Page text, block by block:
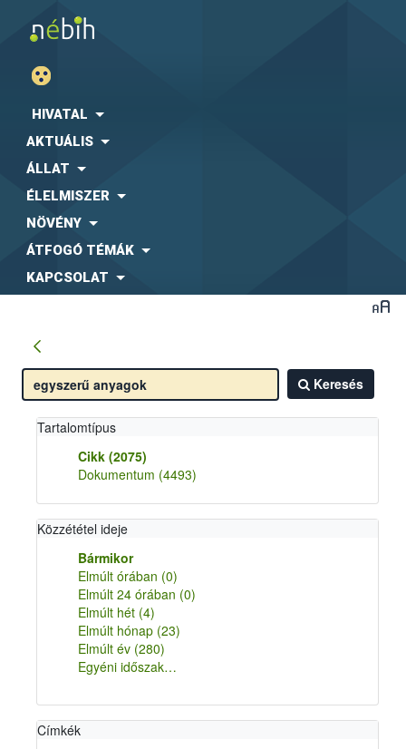
HIVATAL
AKTUÁLIS
ÁLLAT
ÉLELMISZER
NÖVÉNY
ÁTFOGÓ TÉMÁK
KAPCSOLAT
Keresés
Tartalomtípus
Cikk (2075)
Dokumentum (4493)
Közzététel ideje
Bármikor
Elmúlt órában (0)
Elmúlt 24 órában (0)
Elmúlt hét (4)
Elmúlt hónap (23)
Elmúlt év (280)
Egyéni időszak…
Címkék